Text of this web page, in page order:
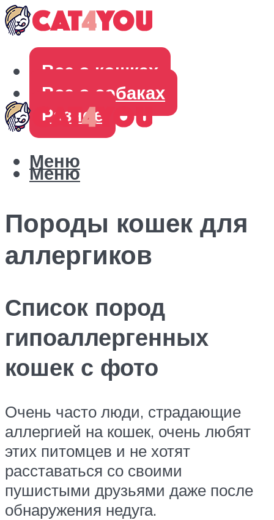
Все о кошках
Все о собаках
Разное
Меню
Меню
Породы кошек для
аллергиков
Список пород
гипоаллергенных
кошек с фото
Очень часто люди, страдающие
аллергией на кошек, очень любят
этих питомцев и не хотят
расставаться со своими
пушистыми друзьями даже после
обнаружения недуга.